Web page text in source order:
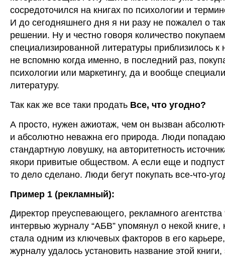
сосредоточился на книгах по психологии и
И до сегодняшнего дня я ни разу не пожалел о
решении. Ну и честно говоря количество
специализированной литературы приблизилось
не вспомню когда именно, в последний раз,
психологии или маркетингу, да и вообще
литературу.
Так как же все таки продать Все, что угодно?
А просто, нужен ажиотаж, чем он вызван
и абсолютно неважна его природа. Люди
стандартную ловушку, на авторитетность
якори привитые обществом. А если еще и
то дело сделано. Люди бегут покупать все-что-
Пример 1 (рекламный):
Директор преуспевающего, рекламного агентства
интервью журналу “АБВ” упомянул о некой книге,
стала одним из ключевых факторов в его
журналу удалось установить название этой книги,